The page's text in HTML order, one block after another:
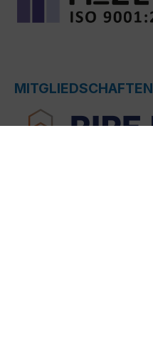
MITGLIEDSCHAFTEN